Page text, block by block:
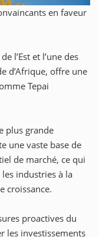
en faveur
l’Est et l’une des
d’Afrique, offre une
Tepai
plus grande
une vaste base de
de marché, ce qui
industries à la
croissance.
proactives du
les investissements